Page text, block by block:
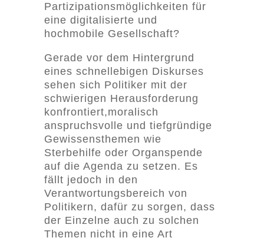
Partizipationsmöglichkeiten für
eine digitalisierte und
hochmobile Gesellschaft?
Gerade vor dem Hintergrund
eines schnellebigen Diskurses
sehen sich Politiker mit der
schwierigen Herausforderung
konfrontiert,moralisch
anspruchsvolle und tiefgründige
Gewissensthemen wie
Sterbehilfe oder Organspende
auf die Agenda zu setzen. Es
fällt jedoch in den
Verantwortungsbereich von
Politikern, dafür zu sorgen, dass
der Einzelne auch zu solchen
Themen nicht in eine Art